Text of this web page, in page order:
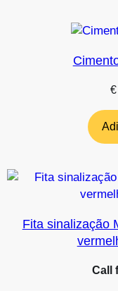
€
Fita sinalização
Call